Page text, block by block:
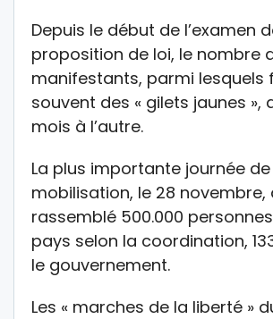
Depuis le début de l’examen
proposition de loi, le nombre
manifestants, parmi lesquels
souvent des « gilets jaunes »,
mois à l’autre.
La plus importante journée de
mobilisation, le 28 novembre,
rassemblé 500.000
pays selon la coordination,
le gouvernement.
Les « marches de la liberté »